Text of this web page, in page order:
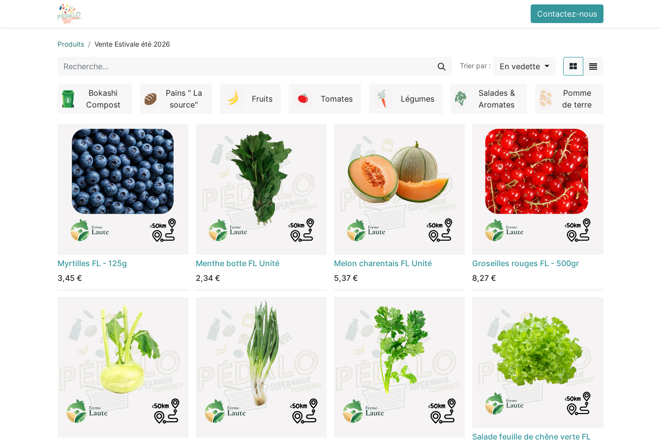
Contactez-nous
Produits Vente Estivale été 2026
Trier par : En vedette
Bokashi
Compost
Pains " La
source"
Fruits Tomates Légumes
Salades &
Aromates
Pomme
de terre
Myrtilles FL - 125g
3,45 €
Menthe botte FL Unité
2,34 €
Melon charentais FL Unité
5,37 €
Groseilles rouges FL - 500gr
8,27 €
Salade feuille de chêne verte FL